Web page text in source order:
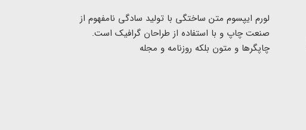
لورم ایپسوم متن ساختگی با تولید سادگی نامفهوم از
صنعت چاپ و با استفاده از طراحان گرافیک است.
چاپگرها و متون بلکه روزنامه و مجله